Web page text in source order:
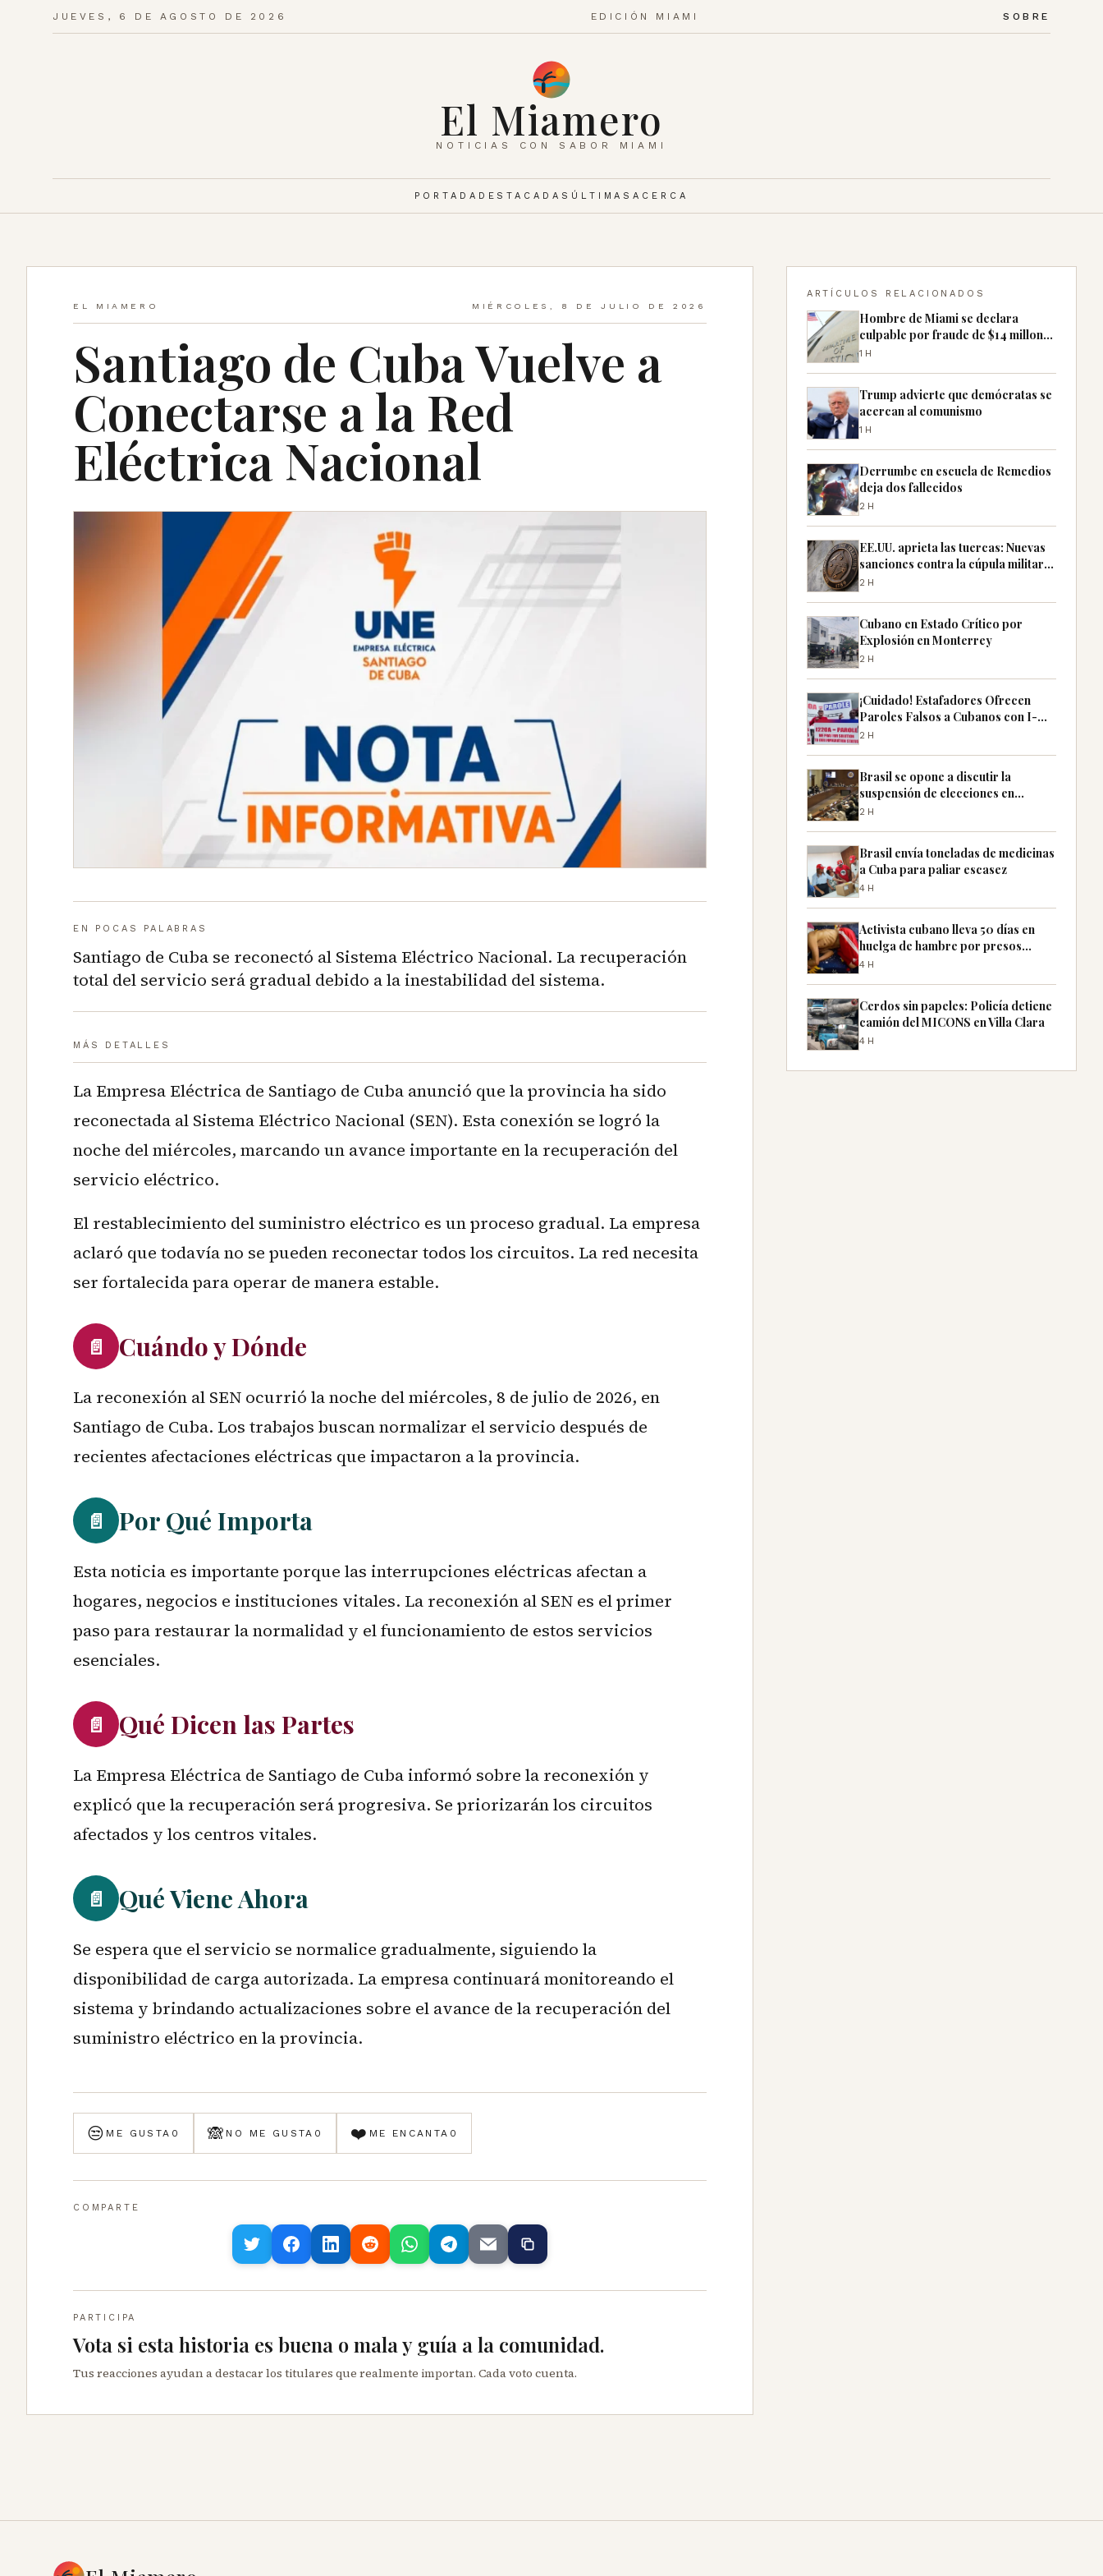
JUEVES, 6 DE AGOSTO DE 2026 EDICIÓN MIAMI SOBRE
El Miamero
NOTICIAS CON SABOR MIAMI
PORTADA DESTACADAS ÚLTIMASACERCA
EL MIAMERO MIÉRCOLES, 8 DE JULIO DE 2026
Santiago de Cuba Vuelve a
Conectarse a la Red
Eléctrica Nacional
EN POCAS PALABRAS
Santiago de Cuba se reconectó al Sistema Eléctrico Nacional. La recuperación
total del servicio será gradual debido a la inestabilidad del sistema.
MÁS DETALLES
La Empresa Eléctrica de Santiago de Cuba anunció que la provincia ha sido
reconectada al Sistema Eléctrico Nacional (SEN). Esta conexión se logró la
noche del miércoles, marcando un avance importante en la recuperación del
servicio eléctrico.
El restablecimiento del suministro eléctrico es un proceso gradual. La empresa
aclaró que todavía no se pueden reconectar todos los circuitos. La red necesita
ser fortalecida para operar de manera estable.
📄 Cuándo y Dónde
La reconexión al SEN ocurrió la noche del miércoles, 8 de julio de 2026, en
Santiago de Cuba. Los trabajos buscan normalizar el servicio después de
recientes afectaciones eléctricas que impactaron a la provincia.
📄 Por Qué Importa
Esta noticia es importante porque las interrupciones eléctricas afectan a
hogares, negocios e instituciones vitales. La reconexión al SEN es el primer
paso para restaurar la normalidad y el funcionamiento de estos servicios
esenciales.
📄 Qué Dicen las Partes
La Empresa Eléctrica de Santiago de Cuba informó sobre la reconexión y
explicó que la recuperación será progresiva. Se priorizarán los circuitos
afectados y los centros vitales.
📄 Qué Viene Ahora
Se espera que el servicio se normalice gradualmente, siguiendo la
disponibilidad de carga autorizada. La empresa continuará monitoreando el
sistema y brindando actualizaciones sobre el avance de la recuperación del
suministro eléctrico en la provincia.
😒 ME GUSTA 0 🙈 NO ME GUSTA 0 ❤️ ME ENCANTA 0
COMPARTE
PARTICIPA
Vota si esta historia es buena o mala y guía a la comunidad.
Tus reacciones ayudan a destacar los titulares que realmente importan. Cada voto cuenta.
ARTÍCULOS RELACIONADOS
Hombre de Miami se declara
culpable por fraude de $14 millones
con cheques falsos
1H
Trump advierte que demócratas se
acercan al comunismo
1H
Derrumbe en escuela de Remedios
deja dos fallecidos
2H
EE.UU. aprieta las tuercas: Nuevas
sanciones contra la cúpula militar
de Cuba
2H
Cubano en Estado Crítico por
Explosión en Monterrey
2H
¡Cuidado! Estafadores Ofrecen
Paroles Falsos a Cubanos con I-
220A
2H
Brasil se opone a discutir la
suspensión de elecciones en
Nicaragua en la OEA
2H
Brasil envía toneladas de medicinas
a Cuba para paliar escasez
4H
Activista cubano lleva 50 días en
huelga de hambre por presos
políticos
4H
Cerdos sin papeles: Policía detiene
camión del MICONS en Villa Clara
4H